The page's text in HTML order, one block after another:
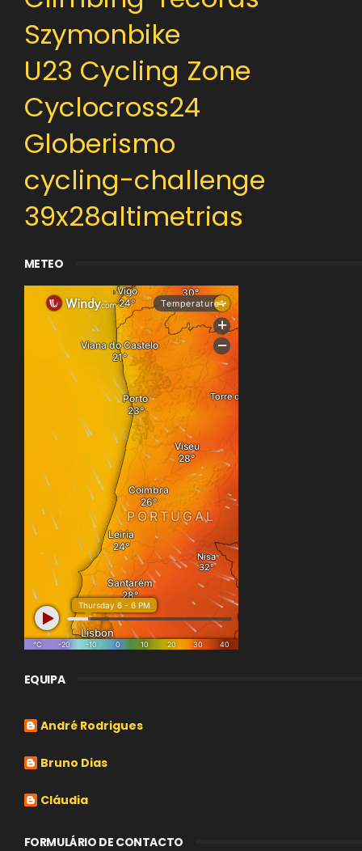
Szymonbike
U23 Cycling Zone
Cyclocross24
Globerismo
cycling-challenge
39x28altimetrias
METEO
EQUIPA
André Rodrigues
Bruno Dias
Cláudia
FORMULÁRIO DE CONTACTO